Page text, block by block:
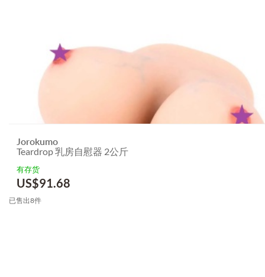
Jorokumo
Teardrop 乳房自慰器 2公斤
有存货
US$91.68
已售出8件